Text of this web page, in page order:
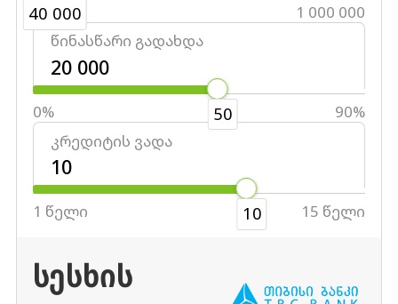
40 000
40 000
1 000 000
წინასწარი გადახდა
50
0%
90%
კრედიტის ვადა
10
1 წელი 15 წელი
ᲡᲔᲡᲮᲘᲡ